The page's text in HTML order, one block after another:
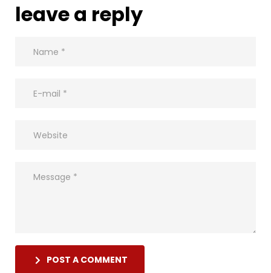
leave a reply
POST A COMMENT